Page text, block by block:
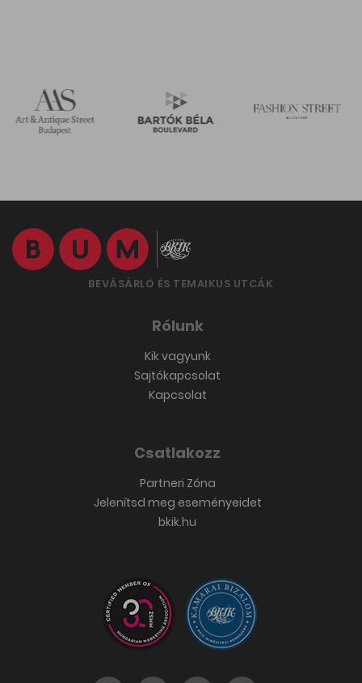
BEVÁSÁRLÓ ÉS TEMAIKUS UTCÁK
Rólunk
Kik vagyunk
Sajtókapcsolat
Kapcsolat
Csatlakozz
Partneri Zóna
Jelenítsd meg eseményeidet
bkik.hu